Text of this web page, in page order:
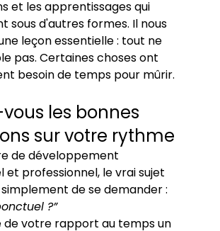
et les apprentissages qui
sous d'autres formes. Il nous
leçon essentielle : tout ne
pas. Certaines choses ont
besoin de temps pour mûrir.
vous les bonnes
sur votre rythme
de développement
et professionnel, le vrai sujet
simplement de se demander :
?”
de votre rapport au temps un